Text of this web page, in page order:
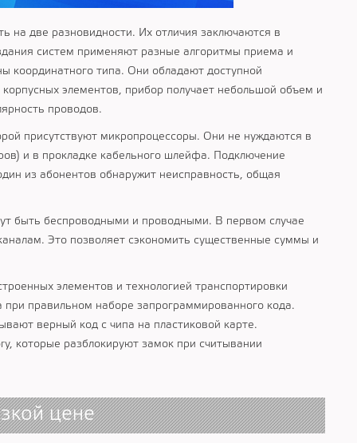
на две разновидности. Их отличия заключаются в
систем применяют разные алгоритмы приема и
координатного типа. Они обладают доступной
элементов, прибор получает небольшой объем и
проводов.
присутствуют микропроцессоры. Они не нуждаются в
и в прокладке кабельного шлейфа. Подключение
из абонентов обнаружит неисправность, общая
быть беспроводными и проводными. В первом случае
Это позволяет сэкономить существенные суммы и
элементов и технологией транспортировки
при правильном наборе запрограммированного кода.
верный код с чипа на пластиковой карте.
которые разблокируют замок при считывании
цене